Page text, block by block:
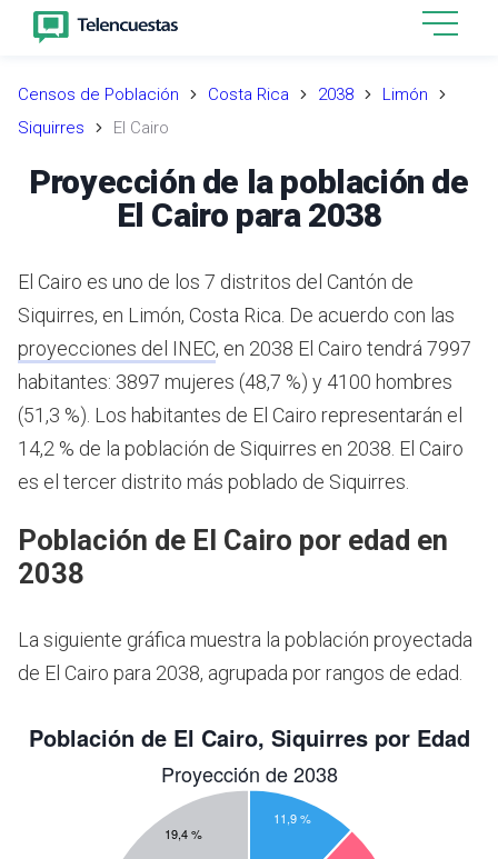
Censos de Población Costa Rica 2038
Limón
Siquirres
El Cairo
Proyección de la población de
El Cairo para 2038
El Cairo es uno de los 7 distritos del Cantón de
Siquirres, en Limón, Costa Rica. De acuerdo con las
proyecciones del INEC, en 2038 El Cairo tendrá 7997
habitantes: 3897 mujeres (48,7 %) y 4100 hombres
(51,3 %). Los habitantes de El Cairo representarán el
14,2 % de la población de Siquirres en 2038. El Cairo
es el tercer distrito más poblado de Siquirres.
Población de El Cairo por edad en
2038
La siguiente gráfica muestra la población proyectada
de El Cairo para 2038, agrupada por rangos de edad.